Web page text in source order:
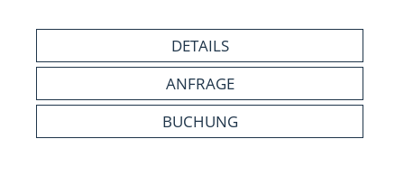
DETAILS
ANFRAGE
BUCHUNG